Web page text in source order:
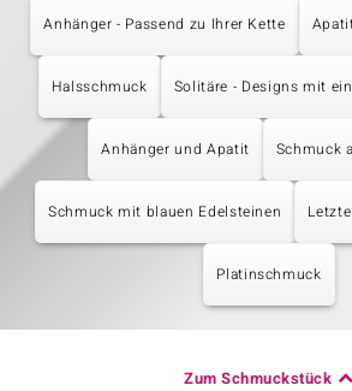
Anhänger - Passend zu Ihrer Kette
Halsschmuck Solitäre - Designs mit
Anhänger und Apatit Schmuck
Schmuck mit blauen Edelsteinen
Platinschmuck
Zum Schmuckstück